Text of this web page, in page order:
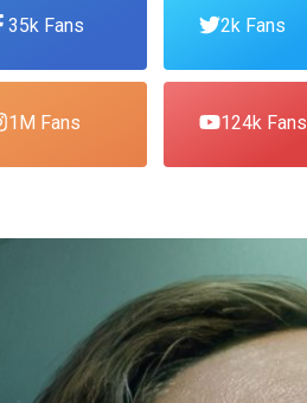
35k Fans 2k Fans
1M Fans 124k Fans